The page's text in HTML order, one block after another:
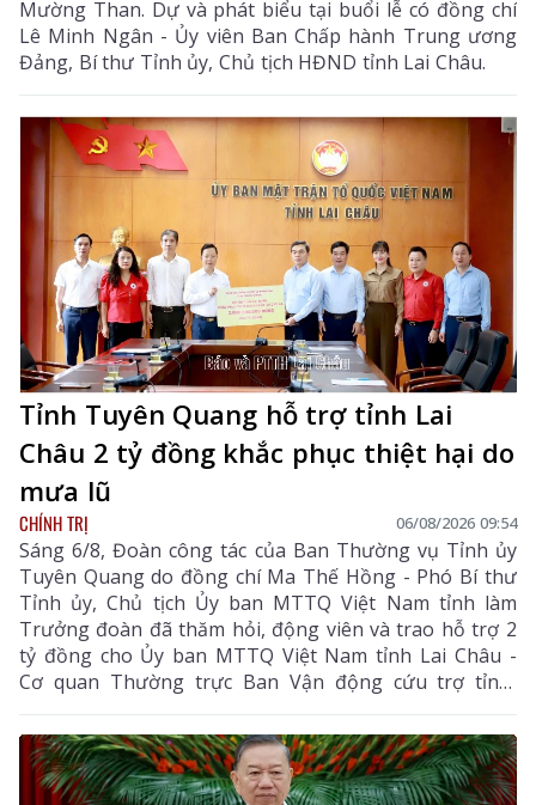
Mường Than. Dự và phát biểu tại buổi lễ có đồng chí
Lê Minh Ngân - Ủy viên Ban Chấp hành Trung ương
Đảng, Bí thư Tỉnh ủy, Chủ tịch HĐND tỉnh Lai Châu.
Tỉnh Tuyên Quang hỗ trợ tỉnh Lai
Châu 2 tỷ đồng khắc phục thiệt hại do
mưa lũ
CHÍNH TRỊ 06/08/2026 09:54
Sáng 6/8, Đoàn công tác của Ban Thường vụ Tỉnh ủy
Tuyên Quang do đồng chí Ma Thế Hồng - Phó Bí thư
Tỉnh ủy, Chủ tịch Ủy ban MTTQ Việt Nam tỉnh làm
Trưởng đoàn đã thăm hỏi, động viên và trao hỗ trợ 2
tỷ đồng cho Ủy ban MTTQ Việt Nam tỉnh Lai Châu -
Cơ quan Thường trực Ban Vận động cứu trợ tỉnh,
nhằm giúp nhân dân khắc phục hậu quả thiên tai, mưa
lũ, sạt lở đất, sớm ổn định cuộc sống.